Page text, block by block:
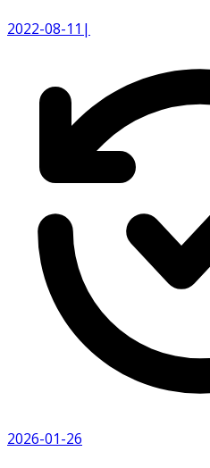
2022-08-11 |
2026-01-26